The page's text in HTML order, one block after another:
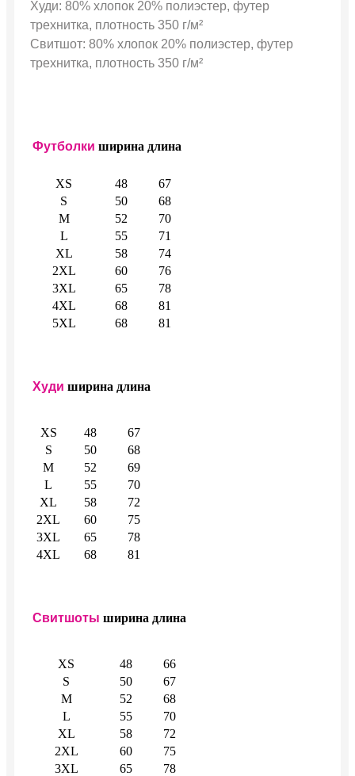
Худи: 80% хлопок 20% полиэстер, футер
трехнитка, плотность 350 г/м²
Свитшот: 80% хлопок 20% полиэстер, футер
трехнитка, плотность 350 г/м²
Футболки ширина длина
XS 48
67
S
50
68
M
52
70
L
55
71
XL
58
74
2XL
60
76
3XL
65
78
4XL
68
81
5XL
68 81
Худи ширина длина
XS 48
67
S
50
68
M
52
69
L
55
70
XL
58
72
2XL
60
75
3XL
65
78
4XL
68 81
Свитшоты ширина длина
XS 48
66
S
50
67
M
52
68
L
55
70
XL
58
72
2XL
60
75
3XL
65
78